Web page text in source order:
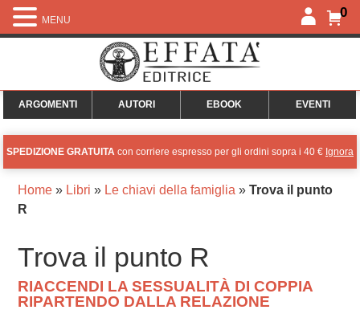
0
ARGOMENTI AUTORI EBOOK EVENTI
SPEDIZIONE GRATUITA con corriere espresso per gli ordini sopra i 40 € Ignora
Home» Libri » Le chiavi della famiglia » Trova il punto
R
Trova il punto R
RIACCENDI LA SESSUALITÀ DI COPPIA
RIPARTENDO DALLA RELAZIONE
MENU